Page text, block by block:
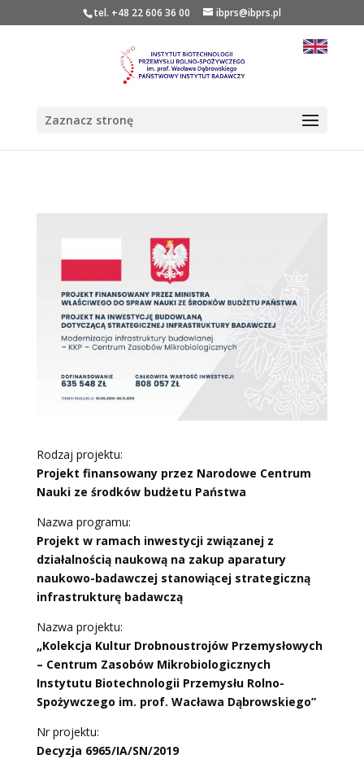
tel. +48 22 606 36 00 ibprs@ibprs.pl
Zaznacz stronę
Rodzaj projektu:
Projekt finansowany przez Narodowe Centrum
Nauki ze środków budżetu Państwa
Nazwa programu:
Projekt w ramach inwestycji związanej z
działalnością naukową na zakup aparatury
naukowo-badawczej stanowiącej strategiczną
infrastrukturę badawczą
Nazwa projektu:
„Kolekcja Kultur Drobnoustrojów Przemysłowych
– Centrum Zasobów Mikrobiologicznych
Instytutu Biotechnologii Przemysłu Rolno-
Spożywczego im. prof. Wacława Dąbrowskiego”
Nr projektu:
Decyzja 6965/IA/SN/2019